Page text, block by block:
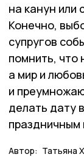
на канун или
Конечно,
супругов
помнить, что
а мир и
и
делать дату
Автор: Татьяна